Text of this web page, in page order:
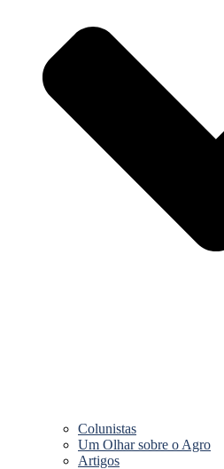
Colunistas
Um Olhar sobre o Agro
Artigos